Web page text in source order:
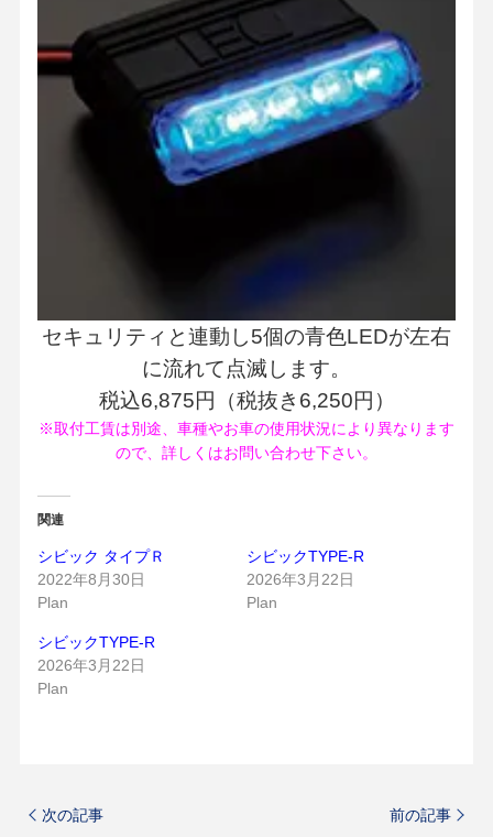
セキュリティと連動し5個の青色LEDが左右
に流れて点滅します。
税込6,875円（税抜き6,250円）
※取付工賃は別途、車種やお車の使用状況により異なります
ので、詳しくはお問い合わせ下さい。
関連
シビック タイプＲ
2022年8月30日
Plan
シビックTYPE-R
2026年3月22日
Plan
シビックTYPE-R
2026年3月22日
Plan
次の記事 前の記事